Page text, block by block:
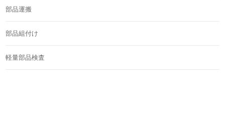
部品運搬
部品組付け
軽量部品検査